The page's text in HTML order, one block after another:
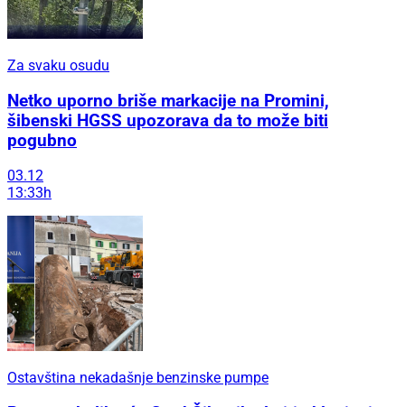
Za svaku osudu
Netko uporno briše markacije na Promini,
šibenski HGSS upozorava da to može biti
pogubno
03.12
13:33h
Ostavština nekadašnje benzinske pumpe